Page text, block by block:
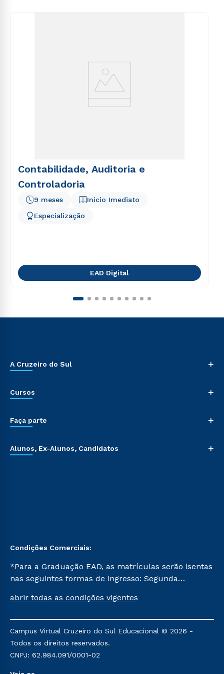
Contabilidade, Auditoria e
Controladoria
Início Imediato
9 meses
Especialização
EAD Digital
A Cruzeiro do Sul +
Cursos +
Faça parte +
Alunos, Ex-Alunos, Candidatos +
Condições Comerciais:
*Para a Graduação EAD, as matrículas serão isentas
nas seguintes formas de ingresso: Segunda
Já para as demais, a taxa de matrícula será de R$
mencionadas são referentes aos cursos: Ensino
Religioso, Geografia para a Docência e Metodologia
do Ensino de História: Questões Atuais.
abrir todas as condições vigentes
Campus Virtual Cruzeiro do Sul Educacional © 2026 -
Todos os direitos reservados.
CNPJ: 62.984.091/0001-02